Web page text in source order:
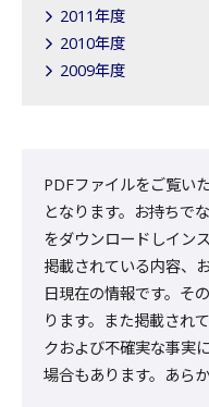
2011年度
2010年度
2009年度
PDFファイルをご覧い
となります。お持ちで
をダウンロードしイン
掲載されている内容、
日現在の情報です。そ
ります。また掲載され
クおよび不確実な事実
場合もあります。あら